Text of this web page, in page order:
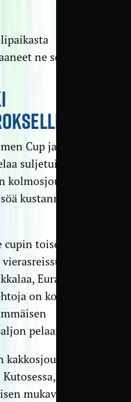
ne sovittua
Cup jatkuu jo
suljetuin ovin
kustannuksien
toisella
Euraa tai
on kolme,
pelaamatta.
joten
mukavasti tie